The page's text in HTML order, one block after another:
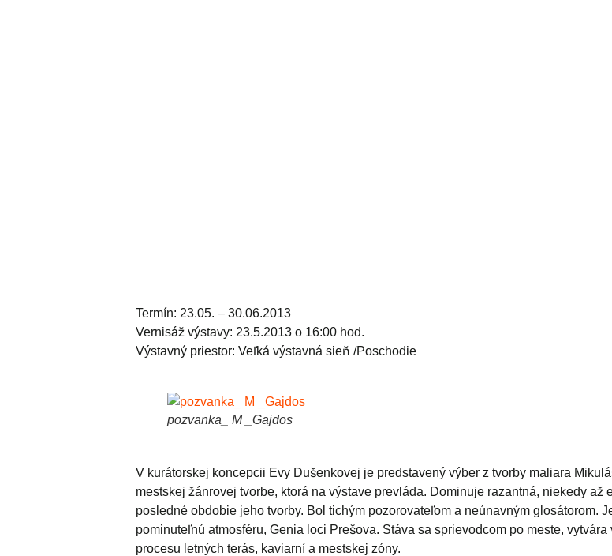
Termín: 23.05. – 30.06.2013
Vernisáž výstavy: 23.5.2013 o 16:00 hod.
Výstavný priestor: Veľká výstavná sieň /Poschodie
pozvanka_ M _Gajdos
V kurátorskej koncepcii Evy Dušenkovej je predstavený výber z tvorby maliara
mestskej žánrovej tvorbe, ktorá na výstave prevláda. Dominuje razantná, niekedy
posledné obdobie jeho tvorby. Bol tichým pozorovateľom a neúnavným glosátorom.
pominuteľnú atmosféru, Genia loci Prešova. Stáva sa sprievodcom po meste,
procesu letných terás, kaviarní a mestskej zóny.